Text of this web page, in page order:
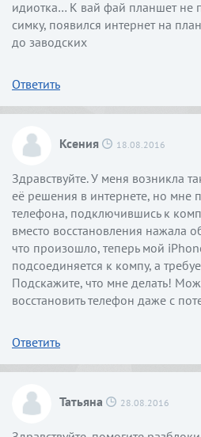
идиотка… К вай фай планшет не
симку, появился интернет на
до заводских
Ответить
Ксения 18.08.2016
Здравствуйте. У меня возникла
её решения в интернете, но мне
телефона, подключившись к
вместо восстановления нажала
что произошло, теперь мой
подсоединяется к компу, а
Подскажите, что мне делать!
восстановить телефон даже с
Ответить
Татьяна 28.08.2016